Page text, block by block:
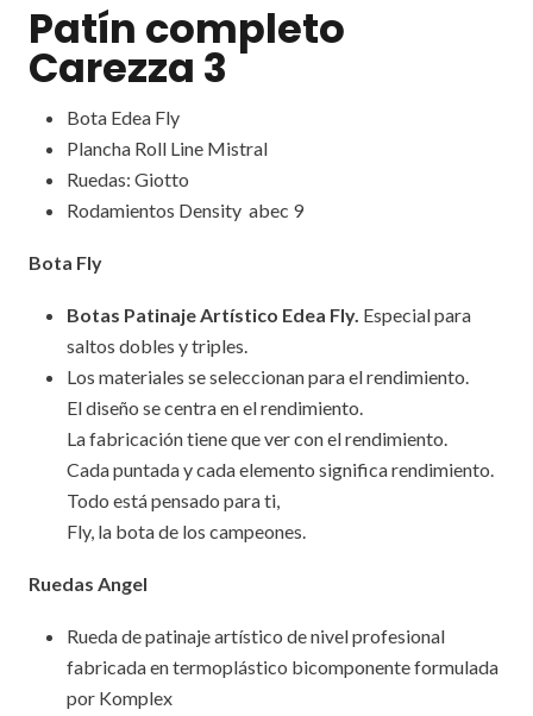
Patín completo
Carezza 3
Bota Edea Fly
Plancha Roll Line Mistral
Ruedas: Giotto
Rodamientos Density abec 9
Bota Fly
Botas Patinaje Artístico Edea Fly. Especial para
saltos dobles y triples.
Los materiales se seleccionan para el rendimiento.
El diseño se centra en el rendimiento.
La fabricación tiene que ver con el rendimiento.
Cada puntada y cada elemento significa rendimiento.
Todo está pensado para ti,
Fly, la bota de los campeones.
Ruedas Angel
Rueda de patinaje artístico de nivel profesional
fabricada en termoplástico bicomponente formulada
por Komplex